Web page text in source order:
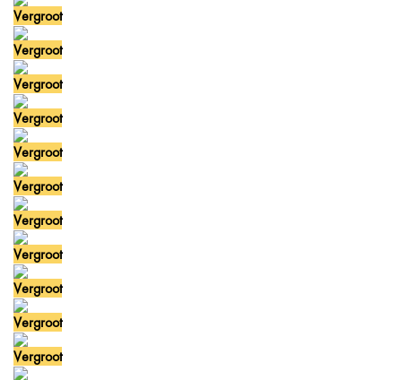
Vergroot
Vergroot
Vergroot
Vergroot
Vergroot
Vergroot
Vergroot
Vergroot
Vergroot
Vergroot
Vergroot